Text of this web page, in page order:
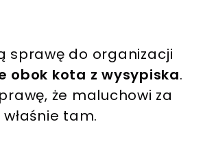
sprawę do organizacji
obok kota z wysypiska.
że maluchowi za
tam.